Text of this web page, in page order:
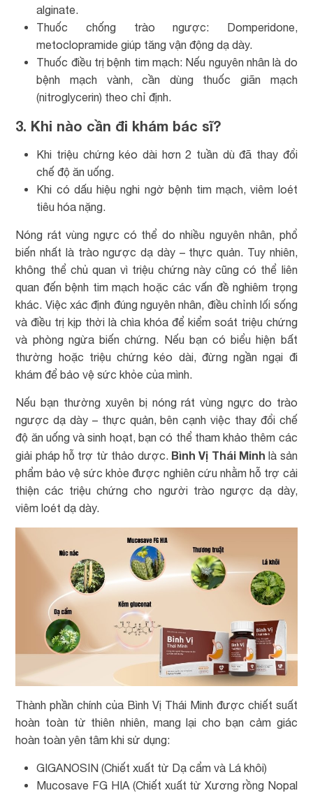
alginate.
Thuốc chống trào ngược: Domperidone,
metoclopramide giúp tăng vận động dạ dày.
Thuốc điều trị bệnh tim mạch: Nếu nguyên nhân là do
bệnh mạch vành, cần dùng thuốc giãn mạch
(nitroglycerin) theo chỉ định.
3. Khi nào cần đi khám bác sĩ?
Khi triệu chứng kéo dài hơn 2 tuần dù đã thay đổi
chế độ ăn uống.
Khi có dấu hiệu nghi ngờ bệnh tim mạch, viêm loét
tiêu hóa nặng.
Nóng rát vùng ngực có thể do nhiều nguyên nhân, phổ
biến nhất là trào ngược dạ dày – thực quản. Tuy nhiên,
không thể chủ quan vì triệu chứng này cũng có thể liên
quan đến bệnh tim mạch hoặc các vấn đề nghiêm trọng
khác. Việc xác định đúng nguyên nhân, điều chỉnh lối sống
và điều trị kịp thời là chìa khóa để kiểm soát triệu chứng
và phòng ngừa biến chứng. Nếu bạn có biểu hiện bất
thường hoặc triệu chứng kéo dài, đừng ngần ngại đi
khám để bảo vệ sức khỏe của mình.
Nếu bạn thường xuyên bị nóng rát vùng ngực do trào
ngược dạ dày – thực quản, bên cạnh việc thay đổi chế
độ ăn uống và sinh hoạt, bạn có thể tham khảo thêm các
giải pháp hỗ trợ từ thảo dược. Bình Vị Thái Minh là sản
phẩm bảo vệ sức khỏe được nghiên cứu nhằm hỗ trợ cải
thiện các triệu chứng cho người trào ngược dạ dày,
viêm loét dạ dày.
Thành phần chính của Bình Vị Thái Minh được chiết suất
hoàn toàn từ thiên nhiên, mang lại cho bạn cảm giác
hoàn toàn yên tâm khi sử dụng:
GIGANOSIN (Chiết xuất từ Dạ cẩm và Lá khôi)
Mucosave FG HIA (Chiết xuất từ Xương rồng Nopal